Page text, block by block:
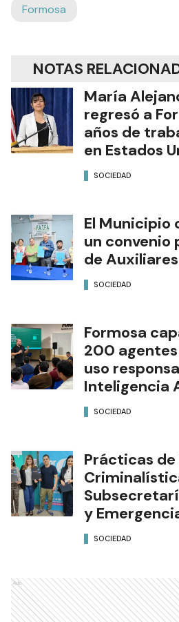
Formosa
NOTAS
María
regresó a
años de
en Estados
SOCIEDAD
El
un convenio
de
SOCIEDAD
Formosa
200
uso
Inteligencia
SOCIEDAD
Prácticas
y
SOCIEDAD
Ads